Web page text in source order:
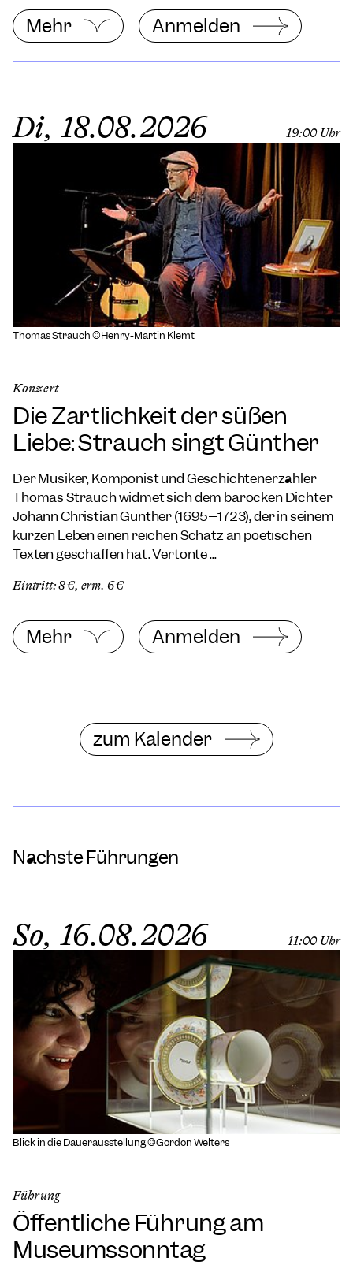
Mehr Anmelden
Di, 18.08.2026 19:00 Uhr
Thomas Strauch ©Henry-Martin Klemt
Konzert
Die Zärtlichkeit der süßen
Liebe: Strauch singt Günther
Der Musiker, Komponist und Geschichtenerzähler
Thomas Strauch widmet sich dem barocken Dichter
Johann Christian Günther (1695–1723), der in seinem
kurzen Leben einen reichen Schatz an poetischen
Texten geschaffen hat. Vertonte ...
Eintritt: 8 €, erm. 6 €
Mehr Anmelden
zum Kalender
Nächste Führungen
So, 16.08.2026 11:00 Uhr
Blick in die Dauerausstellung ©Gordon Welters
Führung
Öffentliche Führung am
Museumssonntag